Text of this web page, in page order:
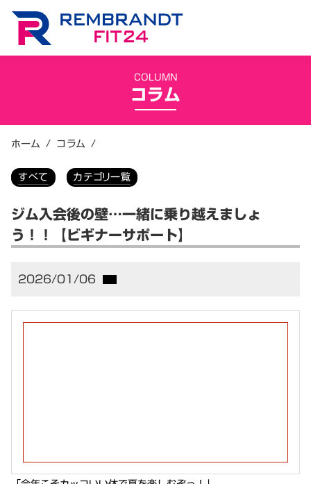
COLUMN
コラム
ホーム / コラム /
すべて
カテゴリ一覧
ジム入会後の壁…一緒に乗り越えましょ
う！！【ビギナーサポート】
2026/01/06